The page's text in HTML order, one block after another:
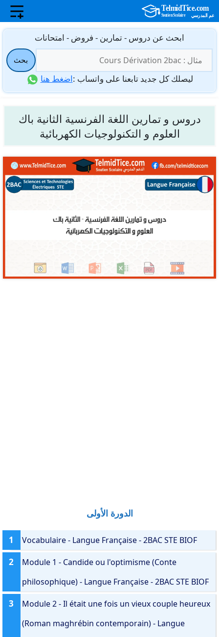
انتقل
المحتوى
ابحث عن دروس - تمارين - فروض - امتحانات
عن:
بحث
ليصلك كل جديد تابعنا على واتساب :اضغط هنا
دروس و تمارين اللغة الفرنسية الثانية باك
العلوم و التكنولوجيات الكهربائية
الدورة الأولى
1 Vocabulaire - Langue Française - 2BAC STE BIOF
2
Module 1 - Candide ou l'optimisme (Conte
philosophique) - Langue Française - 2BAC STE BIOF
3
Module 2 - Il était une fois un vieux couple heureux
(Roman maghrébin contemporain) - Langue